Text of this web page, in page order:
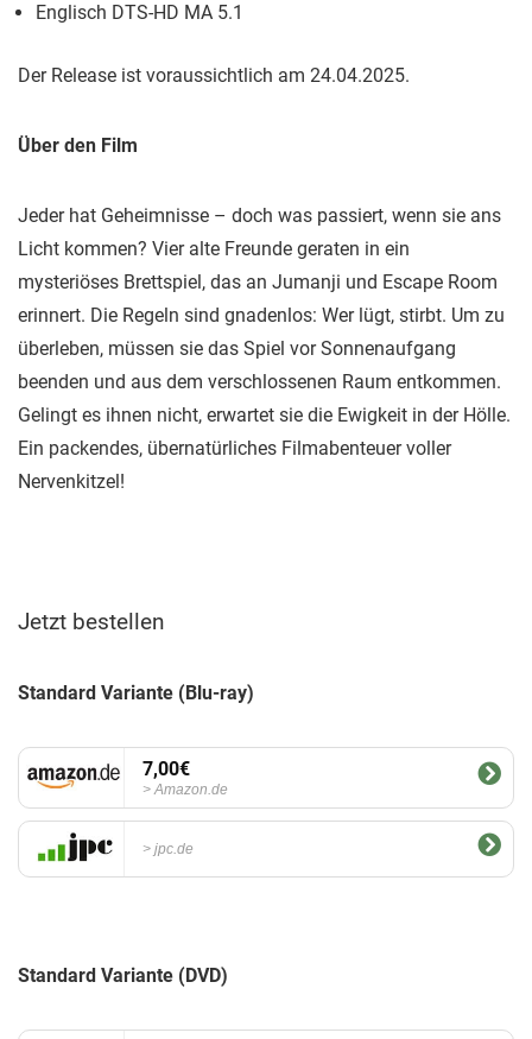
Englisch DTS-HD MA 5.1
Der Release ist voraussichtlich am 24.04.2025.
Über den Film
Jeder hat Geheimnisse – doch was passiert, wenn sie ans
Licht kommen? Vier alte Freunde geraten in ein
mysteriöses Brettspiel, das an Jumanji und Escape Room
erinnert. Die Regeln sind gnadenlos: Wer lügt, stirbt. Um zu
überleben, müssen sie das Spiel vor Sonnenaufgang
beenden und aus dem verschlossenen Raum entkommen.
Gelingt es ihnen nicht, erwartet sie die Ewigkeit in der Hölle.
Ein packendes, übernatürliches Filmabenteuer voller
Nervenkitzel!
Jetzt bestellen
Standard Variante (Blu-ray)
7,00€
Amazon.de
jpc.de
Standard Variante (DVD)